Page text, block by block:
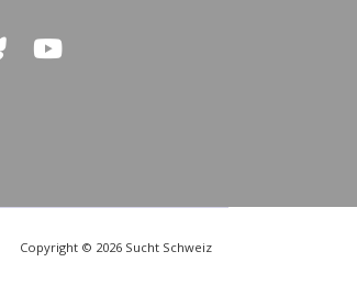
Copyright © 2026 Sucht Schweiz